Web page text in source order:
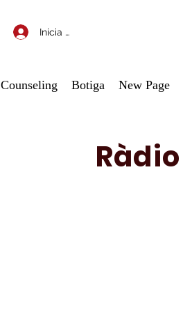
Inicia la sessió
Counseling Botiga New Page
Ràdio